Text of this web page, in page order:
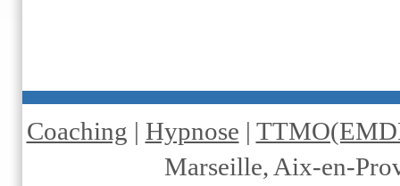
Coaching | Hypnose |
Marseille, Aix-en-